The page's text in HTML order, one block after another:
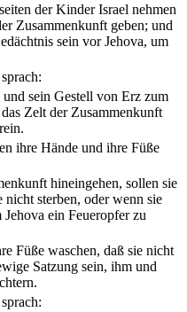
der Kinder Israel nehmen
Zusammenkunft geben; und
sein vor Jehova, um
sein Gestell von Erz zum
Zelt der Zusammenkunft
ihre Hände und ihre Füße
hineingehen, sollen sie
nicht sterben, oder wenn sie
ein Feueropfer zu
Füße waschen, daß sie nicht
Satzung sein, ihm und